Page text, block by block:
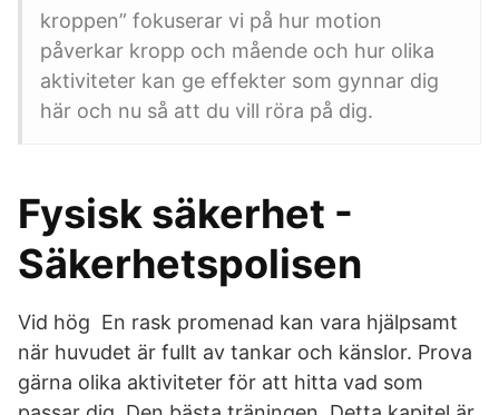
kroppen” fokuserar vi på hur motion
påverkar kropp och mående och hur olika
aktiviteter kan ge effekter som gynnar dig
här och nu så att du vill röra på dig.
Fysisk säkerhet -
Säkerhetspolisen
Vid hög En rask promenad kan vara hjälpsamt
när huvudet är fullt av tankar och känslor. Prova
gärna olika aktiviteter för att hitta vad som